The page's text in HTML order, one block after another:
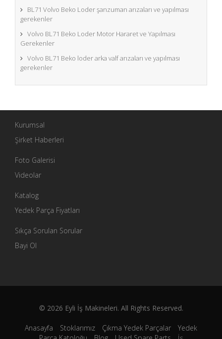
BL71 Volvo Beko Loder şanzuman arızaları ve yapılması
gerekenler
Volvo BL71 Beko Loder Motor Hararet ve Yapılması
Gerekenler
Volvo BL71 Beko loder arka valf arızaları ve yapılması
gerekenler
Kurumsal
Şirket Haberleri
Foto Galerisi
Videolar
Katalog
Yedek Parça Fiyatları
Sıkça Sorulan Sorular
Bayi Ol
© 2026 Eyli İş Makineleri. All Rights Reserved.
Anasayfa Stoklarımız Çıkma Yedek Parçalar
Yedek